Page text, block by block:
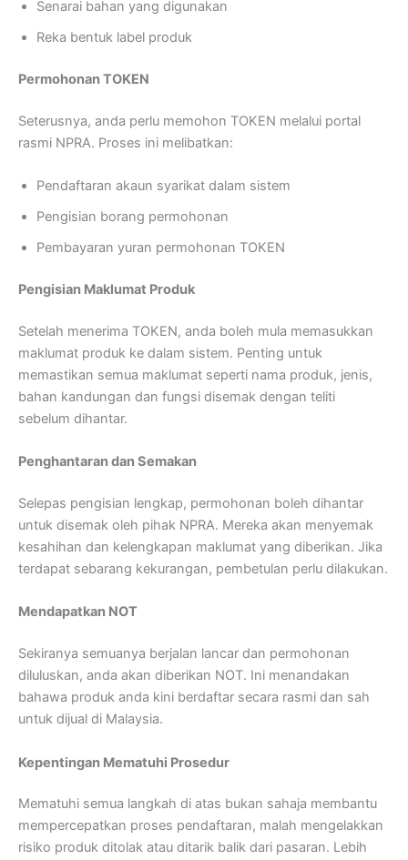
Senarai bahan yang digunakan
Reka bentuk label produk
Permohonan TOKEN
Seterusnya, anda perlu memohon TOKEN melalui portal
rasmi NPRA. Proses ini melibatkan:
Pendaftaran akaun syarikat dalam sistem
Pengisian borang permohonan
Pembayaran yuran permohonan TOKEN
Pengisian Maklumat Produk
Setelah menerima TOKEN, anda boleh mula memasukkan
maklumat produk ke dalam sistem. Penting untuk
memastikan semua maklumat seperti nama produk, jenis,
bahan kandungan dan fungsi disemak dengan teliti
sebelum dihantar.
Penghantaran dan Semakan
Selepas pengisian lengkap, permohonan boleh dihantar
untuk disemak oleh pihak NPRA. Mereka akan menyemak
kesahihan dan kelengkapan maklumat yang diberikan. Jika
terdapat sebarang kekurangan, pembetulan perlu dilakukan.
Mendapatkan NOT
Sekiranya semuanya berjalan lancar dan permohonan
diluluskan, anda akan diberikan NOT. Ini menandakan
bahawa produk anda kini berdaftar secara rasmi dan sah
untuk dijual di Malaysia.
Kepentingan Mematuhi Prosedur
Mematuhi semua langkah di atas bukan sahaja membantu
mempercepatkan proses pendaftaran, malah mengelakkan
risiko produk ditolak atau ditarik balik dari pasaran. Lebih